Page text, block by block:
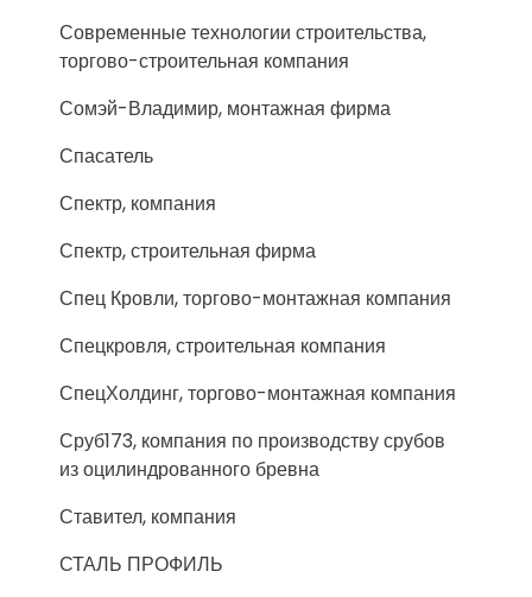
Современные технологии строительства,
торгово-строительная компания
Сомэй-Владимир, монтажная фирма
Спасатель
Спектр, компания
Спектр, строительная фирма
Спец Кровли, торгово-монтажная компания
Спецкровля, строительная компания
СпецХолдинг, торгово-монтажная компания
Сруб173, компания по производству срубов
из оцилиндрованного бревна
Ставител, компания
СТАЛЬ ПРОФИЛЬ